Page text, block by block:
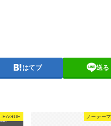
はてブ 送る
ノーテーマ